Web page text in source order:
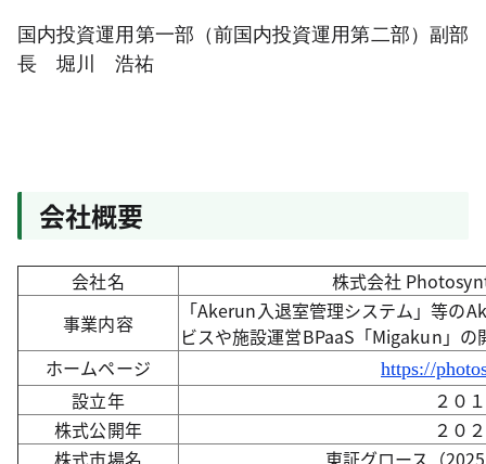
国内投資運用第一部（前国内投資運用第二部）副部
長 堀川 浩祐
会社概要
会社名
株式会社
事業内容
「Akerun入退室管理システム」等の
ビスや施設運営BPaaS「Migakun」の
ホームページ
https://
設立年
２０
株式公開年
２０
株式市場名
東証グロース（